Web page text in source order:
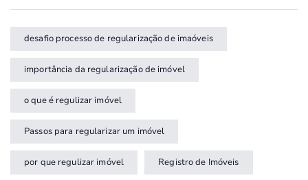
desafio processo de regularização de imaóveis
importância da regularização de imóvel
o que é regulizar imóvel
Passos para regularizar um imóvel
por que regulizar imóvel Registro de Imóveis